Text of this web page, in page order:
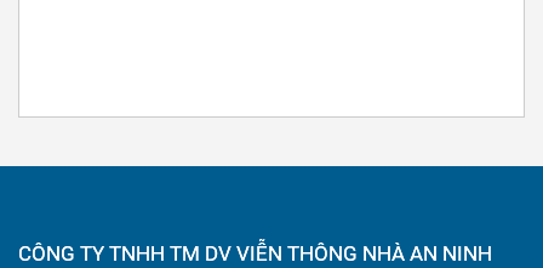
CÔNG TY TNHH TM DV VIỄN THÔNG NHÀ AN NINH